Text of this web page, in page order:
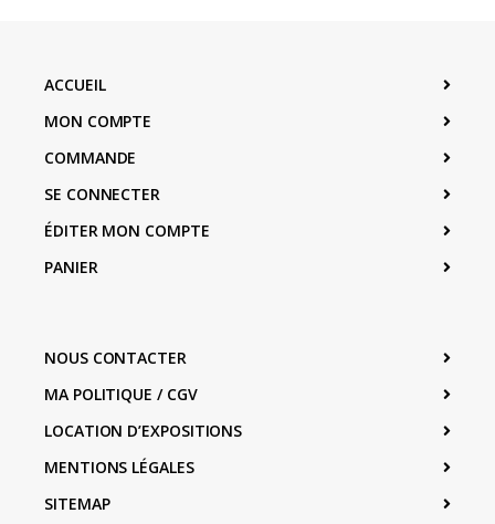
ACCUEIL
MON COMPTE
COMMANDE
SE CONNECTER
ÉDITER MON COMPTE
PANIER
NOUS CONTACTER
MA POLITIQUE / CGV
LOCATION D’EXPOSITIONS
MENTIONS LÉGALES
SITEMAP